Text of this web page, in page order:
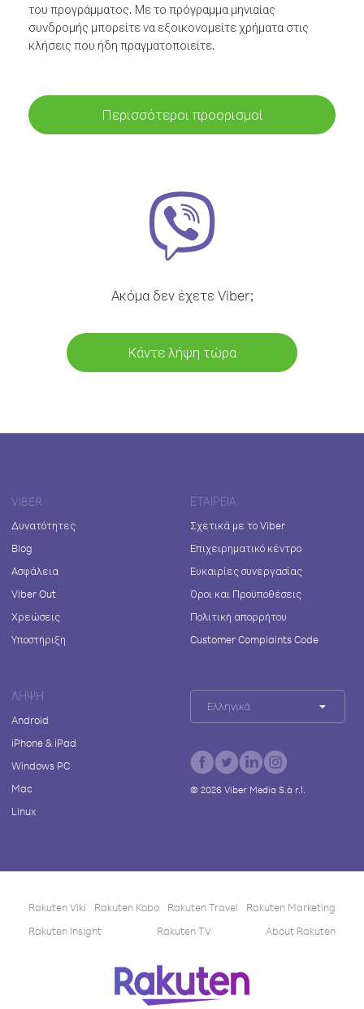
του προγράμματος. Με το πρόγραμμα μηνιαίας
συνδρομής μπορείτε να εξοικονομείτε χρήματα στις
κλήσεις που ήδη πραγματοποιείτε.
Περισσότεροι προορισμοί
Ακόμα δεν έχετε Viber;
Κάντε λήψη τώρα
VIBER
Δυνατότητες
Blog
Ασφάλεια
Viber Out
Χρεώσεις
Υποστήριξη
ΕΤΑΙΡΕΊΑ
Σχετικά με το Viber
Επιχειρηματικό κέντρο
Ευκαιρίες συνεργασίας
Όροι και Προϋποθέσεις
Πολιτική απορρήτου
Customer Complaints Code
ΛΉΨΗ
Android
iPhone & iPad
Windows PC
Mac
Linux
Ελληνικά
© 2026Viber Media S.à r.l.
Rakuten Viki Rakuten Kobo Rakuten Travel
Rakuten Marketing
Rakuten Insight
Rakuten TV About Rakuten